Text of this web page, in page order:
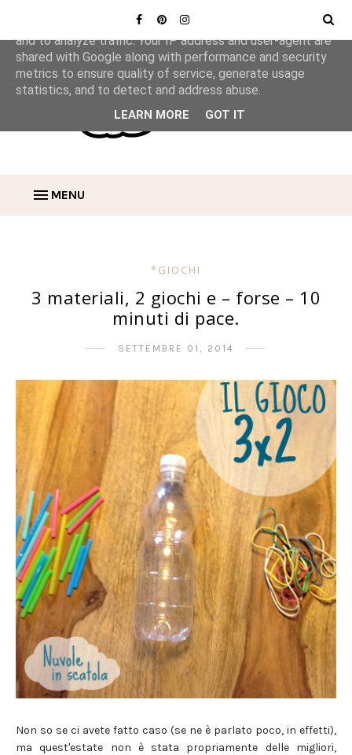
MENU
*GIOCHI
3 materiali, 2 giochi e – forse – 10
minuti di pace.
SETTEMBRE 01, 2014
Non so se ci avete fatto caso (se ne è parlato poco, in effetti),
ma quest'estate non è stata propriamente delle migliori,
This site uses cookies from Google to deliver its services
and to analyze traffic. Your IP address and user-agent are
shared with Google along with performance and security
metrics to ensure quality of service, generate usage
statistics, and to detect and address abuse.
LEARN MORE GOT IT